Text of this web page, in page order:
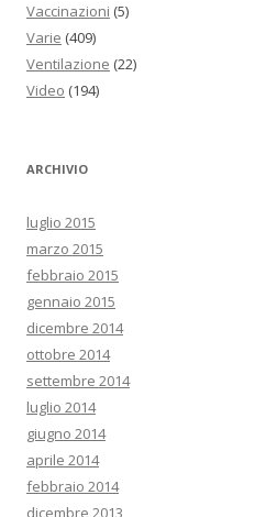
Vaccinazioni (5)
Varie (409)
Ventilazione (22)
Video (194)
ARCHIVIO
luglio 2015
marzo 2015
febbraio 2015
gennaio 2015
dicembre 2014
ottobre 2014
settembre 2014
luglio 2014
giugno 2014
aprile 2014
febbraio 2014
dicembre 2013